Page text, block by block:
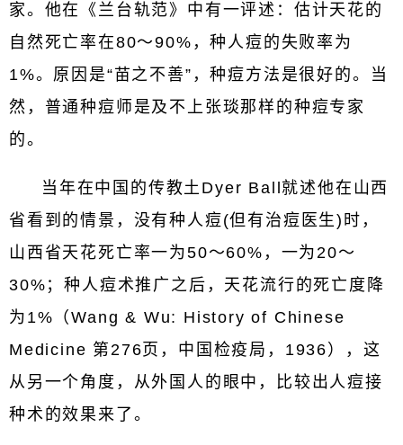
家。他在《兰台轨范》中有一评述：估计天花的
自然死亡率在80～90%，种人痘的失败率为
1%。原因是“苗之不善”，种痘方法是很好的。当
然，普通种痘师是及不上张琰那样的种痘专家
的。
当年在中国的传教土Dyer Ball就述他在山西
省看到的情景，没有种人痘(但有治痘医生)时，
山西省天花死亡率一为50～60%，一为20～
30%；种人痘术推广之后，天花流行的死亡度降
为1%（Wang & Wu: History of Chinese
Medicine 第276页，中国检疫局，1936），这
从另一个角度，从外国人的眼中，比较出人痘接
种术的效果来了。